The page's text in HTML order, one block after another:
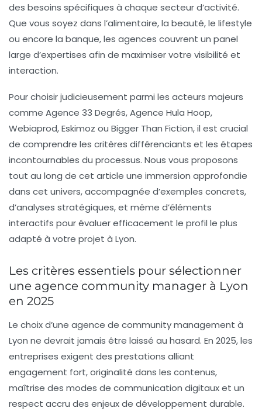
des besoins spécifiques à chaque secteur d’activité.
Que vous soyez dans l’alimentaire, la beauté, le lifestyle
ou encore la banque, les agences couvrent un panel
large d’expertises afin de maximiser votre visibilité et
interaction.
Pour choisir judicieusement parmi les acteurs majeurs
comme Agence 33 Degrés, Agence Hula Hoop,
Webiaprod, Eskimoz ou Bigger Than Fiction, il est crucial
de comprendre les critères différenciants et les étapes
incontournables du processus. Nous vous proposons
tout au long de cet article une immersion approfondie
dans cet univers, accompagnée d’exemples concrets,
d’analyses stratégiques, et même d’éléments
interactifs pour évaluer efficacement le profil le plus
adapté à votre projet à Lyon.
Les critères essentiels pour sélectionner
une agence community manager à Lyon
en 2025
Le choix d’une agence de community management à
Lyon ne devrait jamais être laissé au hasard. En 2025, les
entreprises exigent des prestations alliant
engagement fort, originalité dans les contenus,
maîtrise des modes de communication digitaux et un
respect accru des enjeux de développement durable.